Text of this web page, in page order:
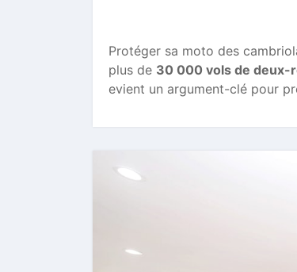
Protéger sa moto des
plus de 30 000 vols de deux-
evient un argument-clé pour